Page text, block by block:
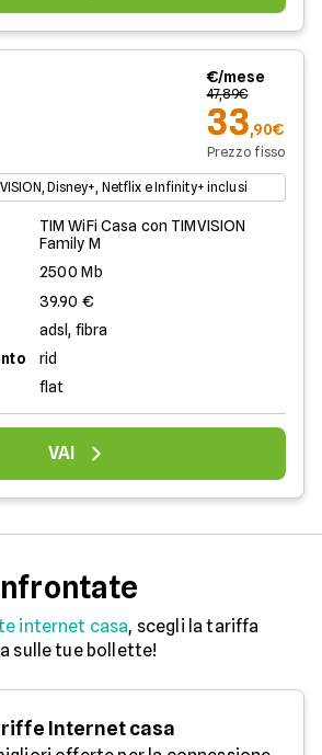
€/mese
47,89€
33,90€
Prezzo fisso
Disney+, Netflix e Infinity+ inclusi
TIM WiFi Casa con TIMVISION
Family M
2500 Mb
39.90 €
adsl, fibra
rid
flat
VAI
internet casa, scegli la tariffa
sulle tue bollette!
Internet casa